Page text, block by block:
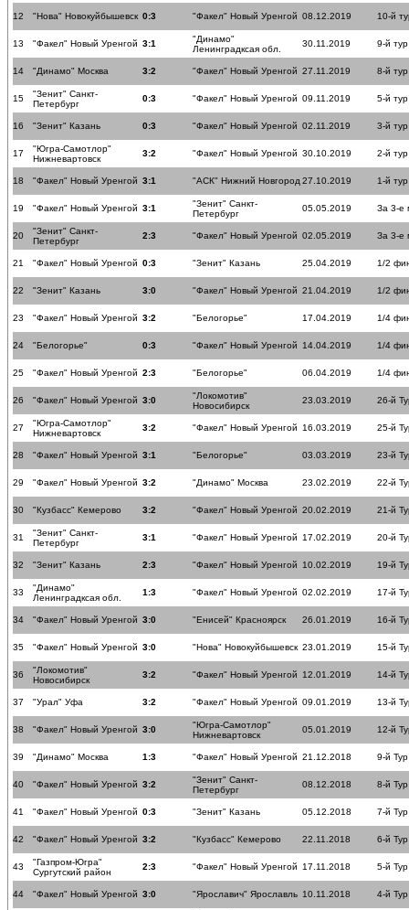
12 "Нова" Новокуйбышевск 0:3 "Факел" Новый Уренгой 08.12.2019 10-й
13 "Факел" Новый Уренгой 3:1
"Динамо"
Ленинградксая обл.
30.11.2019 9-й тур
14 "Динамо" Москва 3:2 "Факел" Новый Уренгой 27.11.2019 8-й тур
15
"Зенит" Санкт-
Петербург
0:3 "Факел" Новый Уренгой 09.11.2019 5-й тур
16 "Зенит" Казань 0:3 "Факел" Новый Уренгой 02.11.2019 3-й тур
17
"Югра-Самотлор"
Нижневартовск
3:2 "Факел" Новый Уренгой 30.10.2019 2-й тур
18 "Факел" Новый Уренгой 3:1 "АСК" Нижний Новгород 27.10.2019 1-й тур
19 "Факел" Новый Уренгой 3:1
"Зенит" Санкт-
Петербург
05.05.2019 За 3-е
20
"Зенит" Санкт-
Петербург
2:3 "Факел" Новый Уренгой 02.05.2019 За 3-е
21 "Факел" Новый Уренгой 0:3 "Зенит" Казань 25.04.2019 1/2
22 "Зенит" Казань 3:0 "Факел" Новый Уренгой 21.04.2019 1/2
23 "Факел" Новый Уренгой 3:2 "Белогорье" 17.04.2019 1/4
24 "Белогорье" 0:3 "Факел" Новый Уренгой 14.04.2019 1/4
25 "Факел" Новый Уренгой 2:3 "Белогорье" 06.04.2019 1/4
26 "Факел" Новый Уренгой 3:0
"Локомотив"
Новосибирск
23.03.2019 26-й
27
"Югра-Самотлор"
Нижневартовск
3:2 "Факел" Новый Уренгой 16.03.2019 25-й
28 "Факел" Новый Уренгой 3:1 "Белогорье" 03.03.2019 23-й
29 "Факел" Новый Уренгой 3:2 "Динамо" Москва 23.02.2019 22-й
30 "Кузбасс" Кемерово 3:2 "Факел" Новый Уренгой 20.02.2019 21-й
31
"Зенит" Санкт-
Петербург
3:1 "Факел" Новый Уренгой 17.02.2019 20-й
32 "Зенит" Казань 2:3 "Факел" Новый Уренгой 10.02.2019 19-й
33
"Динамо"
Ленинградксая обл.
1:3 "Факел" Новый Уренгой 02.02.2019 17-й
34 "Факел" Новый Уренгой 3:0 "Енисей" Красноярск 26.01.2019 16-й
35 "Факел" Новый Уренгой 3:0 "Нова" Новокуйбышевск 23.01.2019 15-й
36
"Локомотив"
Новосибирск
3:2 "Факел" Новый Уренгой 12.01.2019 14-й
37 "Урал" Уфа 3:2 "Факел" Новый Уренгой 09.01.2019 13-й
38 "Факел" Новый Уренгой 3:0
"Югра-Самотлор"
Нижневартовск
05.01.2019 12-й
39 "Динамо" Москва 1:3 "Факел" Новый Уренгой 21.12.2018 9-й Тур
40 "Факел" Новый Уренгой 3:2
"Зенит" Санкт-
Петербург
08.12.2018 8-й Тур
41 "Факел" Новый Уренгой 0:3 "Зенит" Казань 05.12.2018 7-й Тур
42 "Факел" Новый Уренгой 3:2 "Кузбасс" Кемерово 22.11.2018 6-й Тур
43
"Газпром-Югра"
Сургутский район
2:3 "Факел" Новый Уренгой 17.11.2018 5-й Тур
44 "Факел" Новый Уренгой 3:0 "Ярославич" Ярославль 10.11.2018 4-й Тур